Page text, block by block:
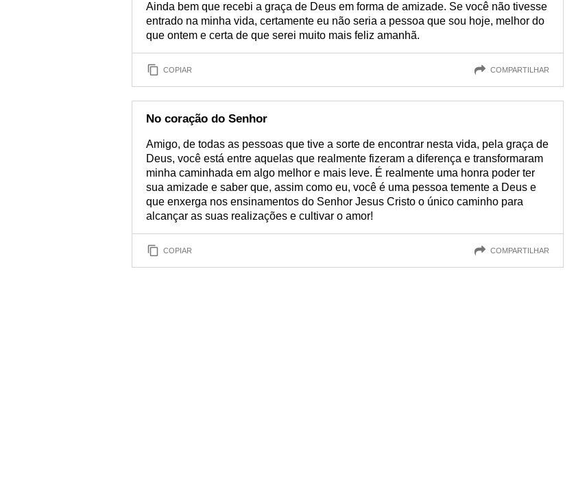
Ainda bem que recebi a graça de Deus em forma de amizade. Se você não tivesse
entrado na minha vida, certamente eu não seria a pessoa que sou hoje, melhor do
que ontem e certa de que serei muito mais feliz amanhã.
COPIAR COMPARTILHAR
No coração do Senhor
Amigo, de todas as pessoas que tive a sorte de encontrar nesta vida, pela graça de
Deus, você está entre aquelas que realmente fizeram a diferença e transformaram
minha caminhada em algo melhor e mais leve. É realmente uma honra poder ter
sua amizade e saber que, assim como eu, você é uma pessoa temente a Deus e
que enxerga nos ensinamentos do Senhor Jesus Cristo o único caminho para
alcançar as suas realizações e cultivar o amor!
COPIAR COMPARTILHAR